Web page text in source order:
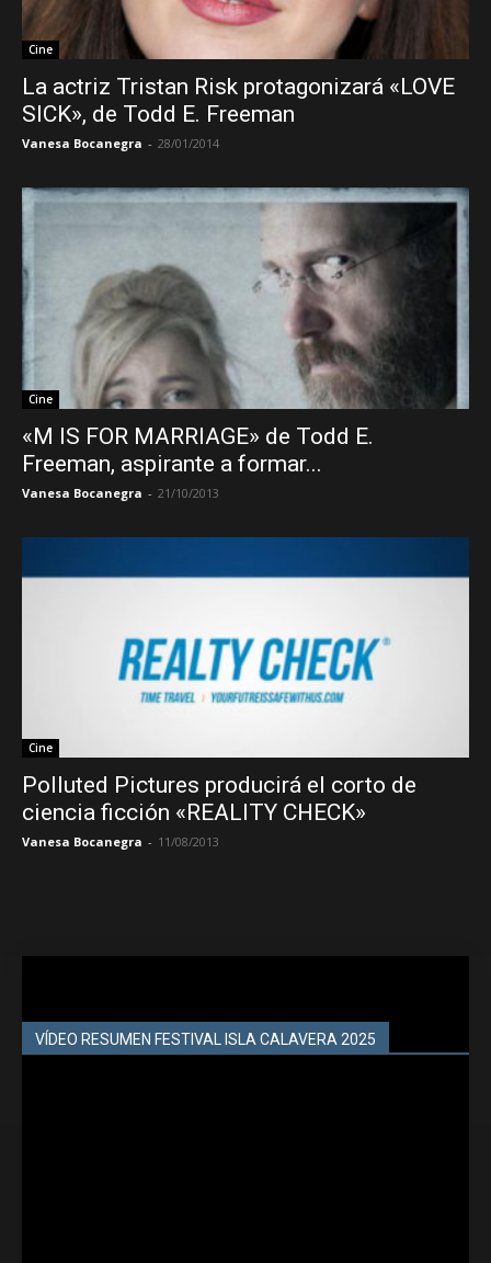
Cine
La actriz Tristan Risk protagonizará «LOVE
SICK», de Todd E. Freeman
Vanesa Bocanegra - 28/01/2014
Cine
«M IS FOR MARRIAGE» de Todd E.
Freeman, aspirante a formar...
Vanesa Bocanegra - 21/10/2013
Cine
Polluted Pictures producirá el corto de
ciencia ficción «REALITY CHECK»
Vanesa Bocanegra - 11/08/2013
VÍDEO RESUMEN FESTIVAL ISLA CALAVERA 2025